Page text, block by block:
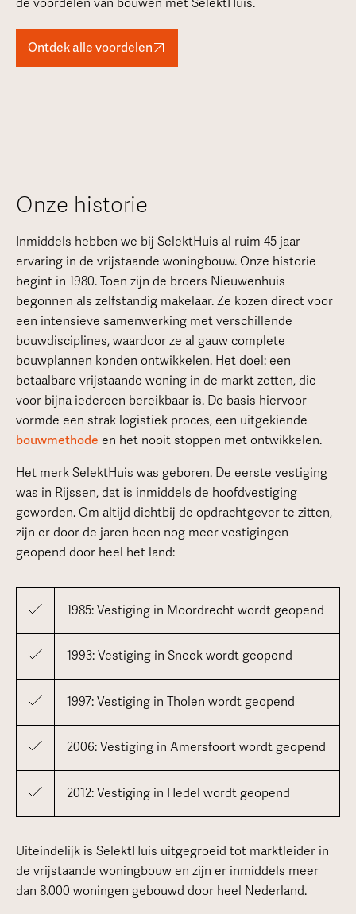
de voordelen van bouwen met SelektHuis.
Ontdek alle voordelen
Onze historie
Inmiddels hebben we bij SelektHuis al ruim 45 jaar
ervaring in de vrijstaande woningbouw. Onze historie
begint in 1980. Toen zijn de broers Nieuwenhuis
begonnen als zelfstandig makelaar. Ze kozen direct voor
een intensieve samenwerking met verschillende
bouwdisciplines, waardoor ze al gauw complete
bouwplannen konden ontwikkelen. Het doel: een
betaalbare vrijstaande woning in de markt zetten, die
voor bijna iedereen bereikbaar is. De basis hiervoor
vormde een strak logistiek proces, een uitgekiende
bouwmethode en het nooit stoppen met ontwikkelen.
Het merk SelektHuis was geboren. De eerste vestiging
was in Rijssen, dat is inmiddels de hoofdvestiging
geworden. Om altijd dichtbij de opdrachtgever te zitten,
zijn er door de jaren heen nog meer vestigingen
geopend door heel het land:
1985: Vestiging in Moordrecht wordt geopend
1993: Vestiging in Sneek wordt geopend
1997: Vestiging in Tholen wordt geopend
2006: Vestiging in Amersfoort wordt geopend
2012: Vestiging in Hedel wordt geopend
Uiteindelijk is SelektHuis uitgegroeid tot marktleider in
de vrijstaande woningbouw en zijn er inmiddels meer
dan 8.000 woningen gebouwd door heel Nederland.